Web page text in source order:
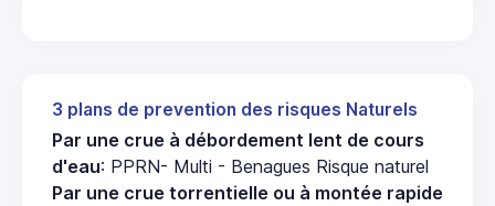
3 plans de prevention des risques Naturels
Par une crue à débordement lent de cours
d'eau: PPRN- Multi - Benagues Risque naturel
Par une crue torrentielle ou à montée rapide